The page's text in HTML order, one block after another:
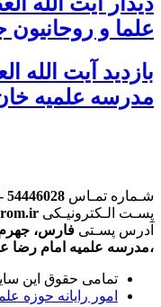
علما و روحانیون
بازدید آیت
مدرسه علمیه
شـماره تمـاس 54446028 -071
پسـت الـکترونیـکی
آدرس پسـتی
،مدرسه علمیه امام رضا
تمامی حقوق این
امور رایانه حوزه